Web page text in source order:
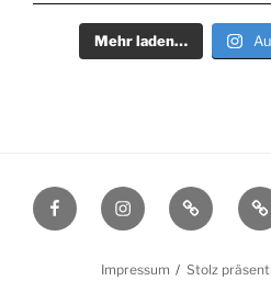
Mehr laden…
FacebookInstagram
Impressum Stolz